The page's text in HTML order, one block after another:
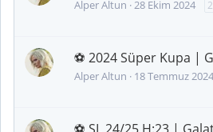
Alper Altun 28 Ekim 2024
⚽ 2024 Süper Kupa |
Alper Altun 18 Temmuz 2024
⚽ SL 24/25 H:23 |